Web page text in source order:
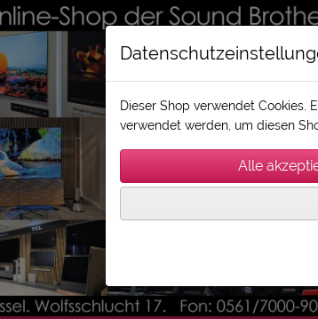
Dieser Shop verwendet Cookies.
verwendet werden, um diesen